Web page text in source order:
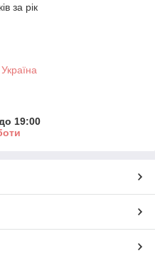
за рік
19:00